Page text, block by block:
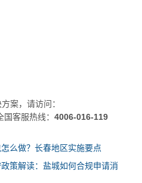
案，请访问：
国客服热线： 4006-016-119
么做？长春地区实施要点
策解读：盐城如何合规申请消